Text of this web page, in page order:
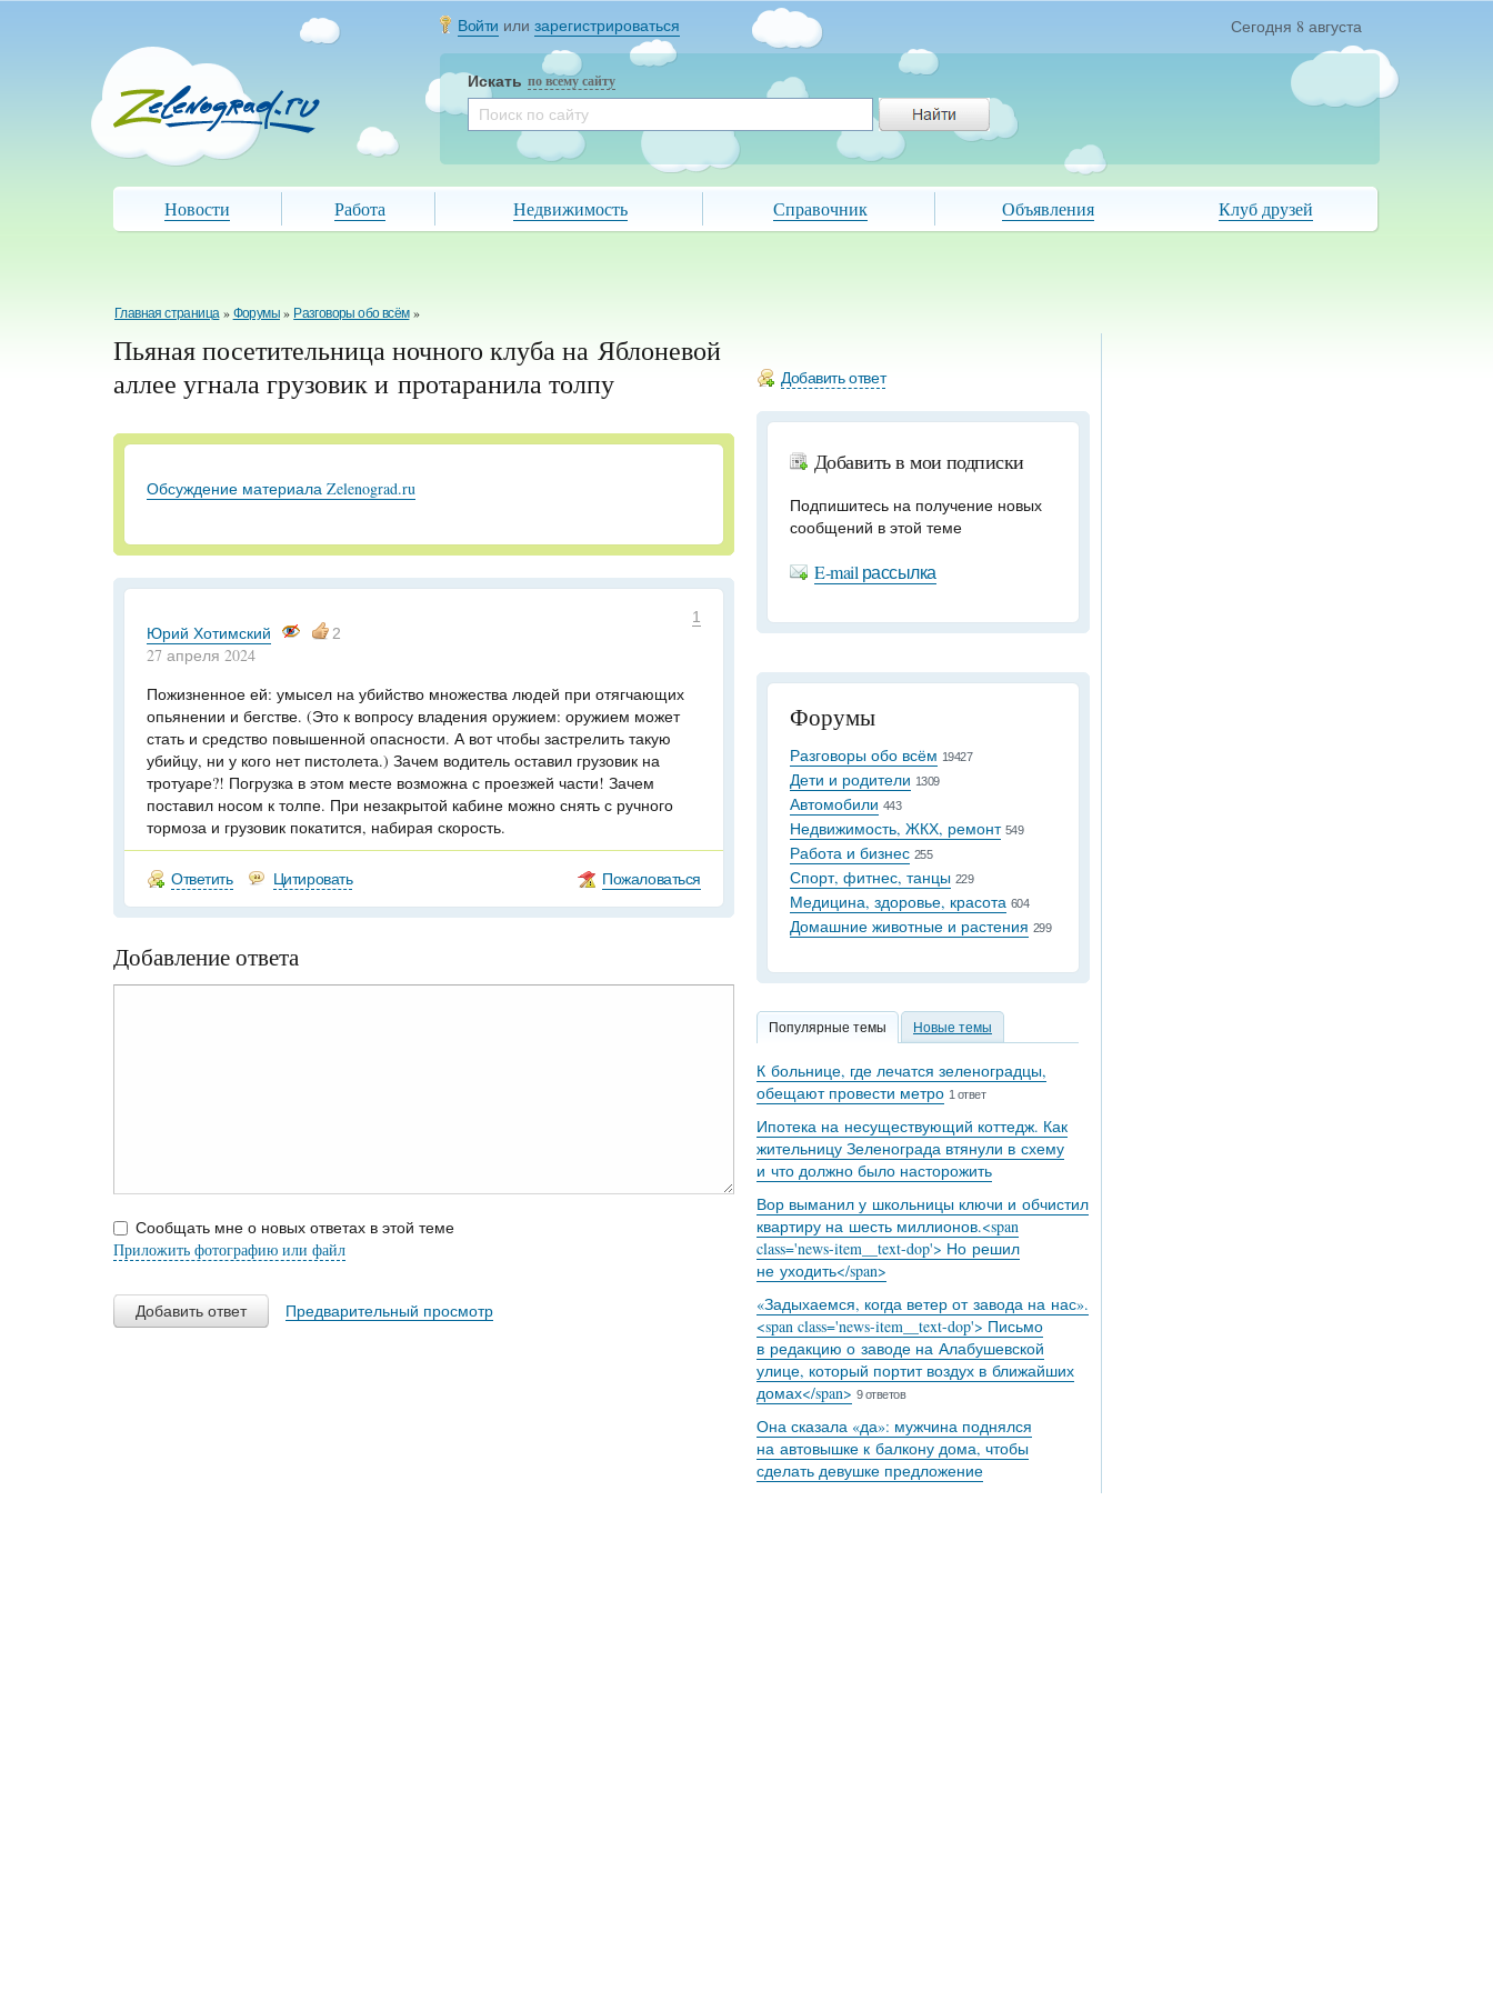
Войти или зарегистрироваться Сегодня 8 августа
Искать по всему сайту
Новости Работа Недвижимость Справочник Объявления Клуб друзей
Главная страница »Форумы» Разговоры обо всём »
Пьяная посетительница ночного клуба на Яблоневой
аллее угнала грузовик и протаранила толпу
Обсуждение материала Zelenograd.ru
1
Юрий Хотимский 2
27 апреля 2024
Пожизненное ей: умысел на убийство множества людей при отягчающих
опьянении и бегстве. (Это к вопросу владения оружием: оружием может
стать и средство повышенной опасности. А вот чтобы застрелить такую
убийцу, ни у кого нет пистолета.) Зачем водитель оставил грузовик на
тротуаре?! Погрузка в этом месте возможна с проезжей части! Зачем
поставил носом к толпе. При незакрытой кабине можно снять с ручного
тормоза и грузовик покатится, набирая скорость.
Ответить Цитировать Пожаловаться
Добавление ответа
Сообщать мне о новых ответах в этой теме
Приложить фотографию или файл
Добавить ответ Предварительный просмотр
Добавить ответ
Добавить в мои подписки
Подпишитесь на получение новых
сообщений в этой теме
E-mail рассылка
Форумы
Разговоры обо всём 19427
Дети и родители 1309
Автомобили 443
Недвижимость, ЖКХ, ремонт 549
Работа и бизнес 255
Спорт, фитнес, танцы 229
Медицина, здоровье, красота 604
Домашние животные и растения 299
Популярные темы Новые темы
К больнице, где лечатся зеленоградцы,
обещают провести метро 1 ответ
Ипотека на несуществующий коттедж. Как
жительницу Зеленограда втянули в схему
и что должно было насторожить
Вор выманил у школьницы ключи и обчистил
квартиру на шесть миллионов.<span
class='news-item__text-dop'> Но решил
не уходить</span>
«Задыхаемся, когда ветер от завода на нас».
<span class='news-item__text-dop'> Письмо
в редакцию о заводе на Алабушевской
улице, который портит воздух в ближайших
домах</span> 9 ответов
Она сказала «да»: мужчина поднялся
на автовышке к балкону дома, чтобы
сделать девушке предложение